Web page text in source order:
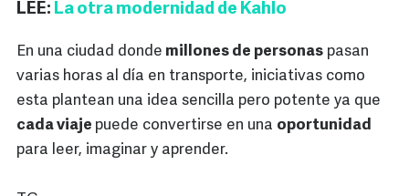
LEE: La otra modernidad de Kahlo
En una ciudad donde millones de personas pasan
varias horas al día en transporte, iniciativas como
esta plantean una idea sencilla pero potente ya que
cada viaje puede convertirse en una oportunidad
para leer, imaginar y aprender.